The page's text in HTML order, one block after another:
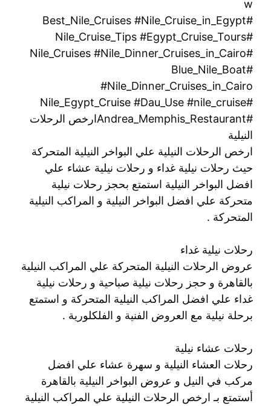
w
#Best_Nile_Cruises #Nile_Cruise_in_Egypt
#Nile_Cruise_Tips #Egypt_Cruise_Tours
#Nile_Cruises #Nile_Dinner_Cruises_in_Cairo
#Blue_Nile_Boat
#Nile_Dinner_Cruises_in_Cairo
#Nile_Egypt_Cruise #Dau_Use #nile_cruise
#Andrea_Memphis_Restaurantارخص الرحلات
النيلية
ارخص الرحلات النيلية علي البواخر النيلية المتحركة
حيث رحلات نيلية غداء و رحلات نيلية عشاء علي
افضل البواخر النيلية استمتع بحجز رحلات نيلية
متحركة علي افضل البواخر النيلية و المراكب النيلية
المتحركة .
رحلات نيلية غداء
عروض الرحلات النيلية المتحركة علي المراكب النيلية
بالقاهرة و حجز رحلات نيلية صباحية و رحلات نيلية
غداء علي افضل المراكب النيلية المتحركة و استمتع
برحلة نيلية مع العروض الفنية و الفلكلورية .
رحلات عشاء نيلية
رحلات العشاء النيلية و سهرة عشاء علي افضل
مركب في النيل و عروض البواخر النيلية بالقاهرة
أستمتع بـ ارخص الرحلات النيلية علي المراكب النيلية